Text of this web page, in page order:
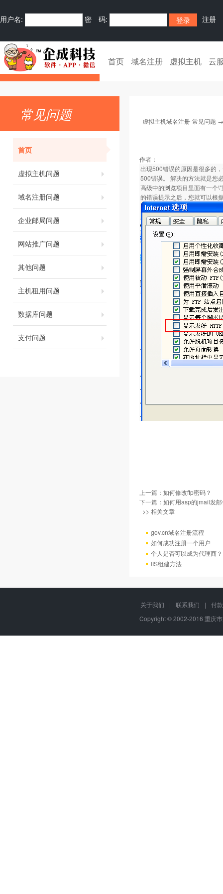
用户名: 密 码: 注册
首页 域名注册 虚拟主机 云
常见问题
首页
虚拟主机问题
域名注册问题
企业邮局问题
网站推广问题
其他问题
主机租用问题
数据库问题
支付问题
虚拟主机域名注册-常见问题
作者：
出现500错误的原因是很多的
500错误。 解决的方法就是您
高级中的浏览项目里面有一个
的错误提示之后，您就可以根
上一篇： 如何修改ftp密码？
下一篇： 如何用asp的jmail发
>> 相关文章
gov.cn域名注册流程
如何成功注册一个用户
个人是否可以成为代理商？
IIS组建方法
关于我们 | 联系我们 |
付
Copyright © 2002-2016 重庆